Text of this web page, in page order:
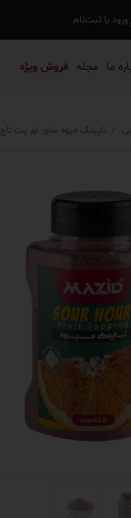
ورود یا ثبت‌نام
ما مجله فروش ویژه
/ تاپینگ میوه ساور اور پت تاج ۱۲۵ گرم